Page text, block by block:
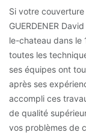
Si votre
GUERDENER
le-chateau dans le
toutes les
ses équipes ont
après ses
accompli ces
de qualité
vos problèmes de